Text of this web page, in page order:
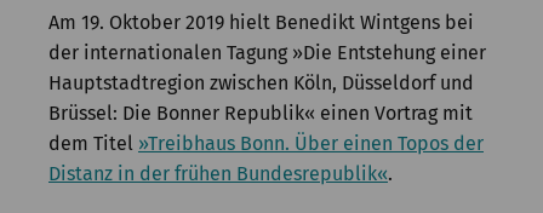
Am 19. Oktober 2019 hielt Benedikt Wintgens bei
der internationalen Tagung »Die Entstehung einer
Hauptstadtregion zwischen Köln, Düsseldorf und
Brüssel: Die Bonner Republik« einen Vortrag mit
dem Titel »Treibhaus Bonn. Über einen Topos der
Distanz in der frühen Bundesrepublik«.